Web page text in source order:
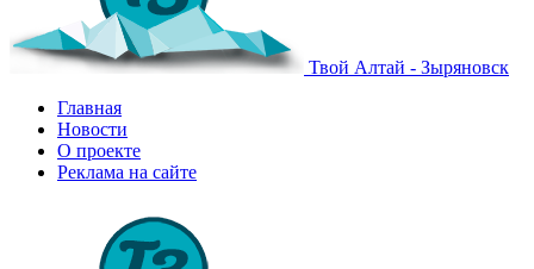
Твой Алтай - Зыряновск
Главная
Новости
О проекте
Реклама на сайте